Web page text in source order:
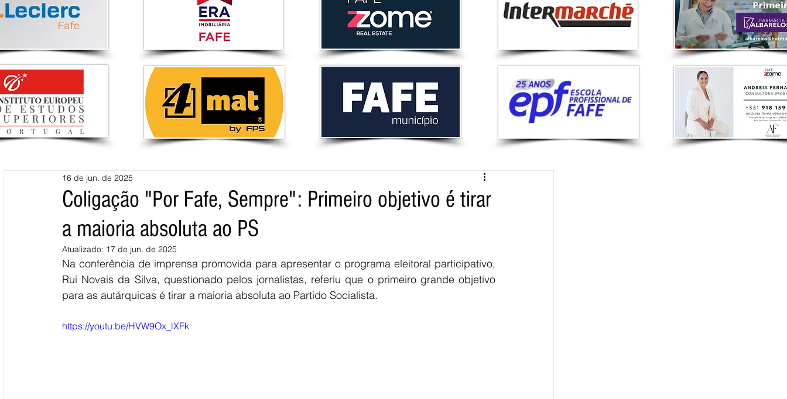
Coligação "Por Fafe, Sempre": Primeiro objetivo é tirar
a maioria absoluta ao PS
16 de jun. de 2025
Atualizado: 17 de jun. de 2025
Na conferência de imprensa promovida para apresentar o programa eleitoral participativo,
Rui Novais da Silva, questionado pelos jornalistas, referiu que o primeiro grande objetivo
para as autárquicas é tirar a maioria absoluta ao Partido Socialista.
https://youtu.be/HVW9Ox_lXFk